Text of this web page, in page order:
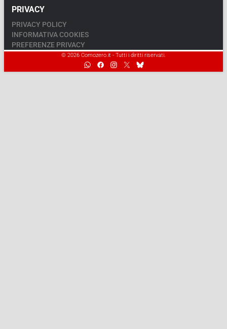
PRIVACY
PRIVACY POLICY
INFORMATIVA COOKIES
PREFERENZE PRIVACY
© 2026 Comozero.it - Tutti i diritti riservati.